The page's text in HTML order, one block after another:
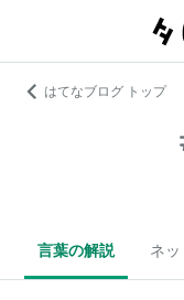
はてなブログ トップ
言葉の解説 ネ